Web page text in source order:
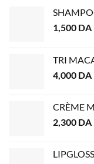
1,500 DA
TRI
4,000 DA
CRÈME
2,300 DA